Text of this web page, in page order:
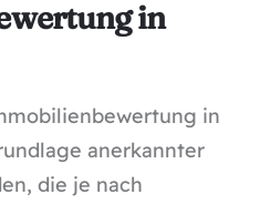
in
in
anerkannter
die je nach